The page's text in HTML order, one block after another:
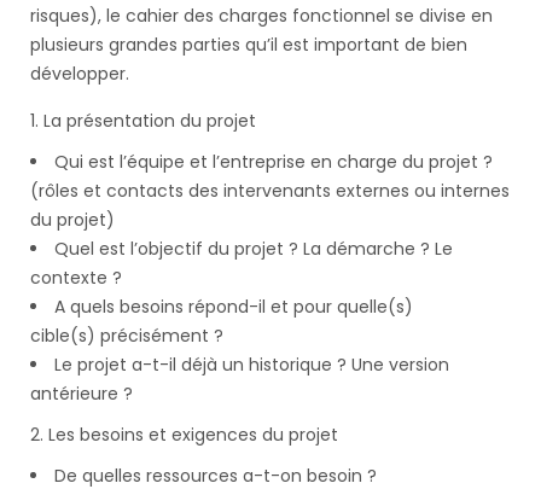
risques), le cahier des charges fonctionnel se divise en
plusieurs grandes parties qu’il est important de bien
développer.
La présentation du projet
Qui est l’équipe et l’entreprise en charge du projet ?
(rôles et contacts des intervenants externes ou internes
du projet)
Quel est l’objectif du projet ? La démarche ? Le
contexte ?
A quels besoins répond-il et pour quelle(s)
cible(s) précisément ?
Le projet a-t-il déjà un historique ? Une version
antérieure ?
Les besoins et exigences du projet
De quelles ressources a-t-on besoin ?